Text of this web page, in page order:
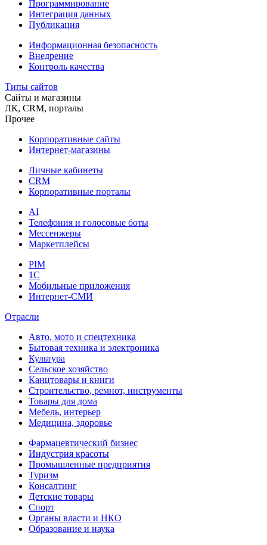
Программирование
Интеграция данных
Публикация
Информационная безопасность
Внедрение
Контроль качества
Типы сайтов
Сайты и магазины
ЛК, CRM, порталы
Прочее
Корпоративные сайты
Интернет-магазины
Личные кабинеты
CRM
Корпоративные порталы
AI
Телефония и голосовые боты
Мессенжеры
Маркетплейсы
PIM
1C
Мобильные приложения
Интернет-СМИ
Отрасли
Авто, мото и спецтехника
Бытовая техника и электроника
Культура
Сельское хозяйство
Канцтовары и книги
Строительство, ремнот, инструменты
Товары для дома
Мебель, интерьер
Медицина, здоровье
Фармацевтический бизнес
Индустрия красоты
Промышленные предприятия
Туризм
Консалтинг
Детские товары
Спорт
Органы власти и НКО
Образование и наука